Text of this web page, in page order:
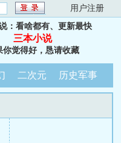
用户注册
：看啥都有、更新最快
三本小说
你觉得好，恳请收藏
二次元 历史军事